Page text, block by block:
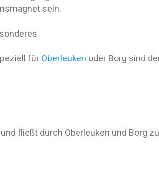
sein.
für Oberleuken oder Borg sind
fließt durch Oberleuken und Borg